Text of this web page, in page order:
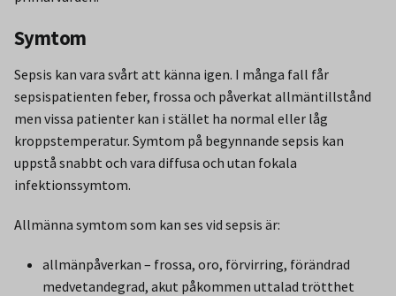
Symtom
Sepsis kan vara svårt att känna igen. I många fall får
sepsispatienten feber, frossa och påverkat allmäntillstånd
men vissa patienter kan i stället ha normal eller låg
kroppstemperatur. Symtom på begynnande sepsis kan
uppstå snabbt och vara diffusa och utan fokala
infektionssymtom.
Allmänna symtom som kan ses vid sepsis är:
allmänpåverkan – frossa, oro, förvirring, förändrad
medvetandegrad, akut påkommen uttalad trötthet